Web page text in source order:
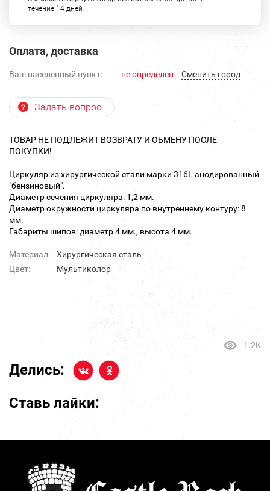
течение 14 дней
Оплата, доставка
Ваш населенный пункт: не определен Cменить город
Задать вопрос
ТОВАР НЕ ПОДЛЕЖИТ ВОЗВРАТУ И ОБМЕНУ ПОСЛЕ
ПОКУПКИ!
Циркуляр из хирургической стали марки 316L анодированный
"бензиновый".
Диаметр сечения циркуляра: 1,2 мм.
Диаметр окружности циркуляра по внутреннему контуру: 8
мм.
Габариты шипов: диаметр 4 мм., высота 4 мм.
Материал:
Хирургическая сталь
Цвет:
Мультиколор
1.2K
Делись:
Ставь лайки: